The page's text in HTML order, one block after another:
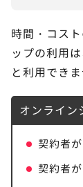
時間・コス
ップの利用
と利用できま
オンライン
契約者
契約者